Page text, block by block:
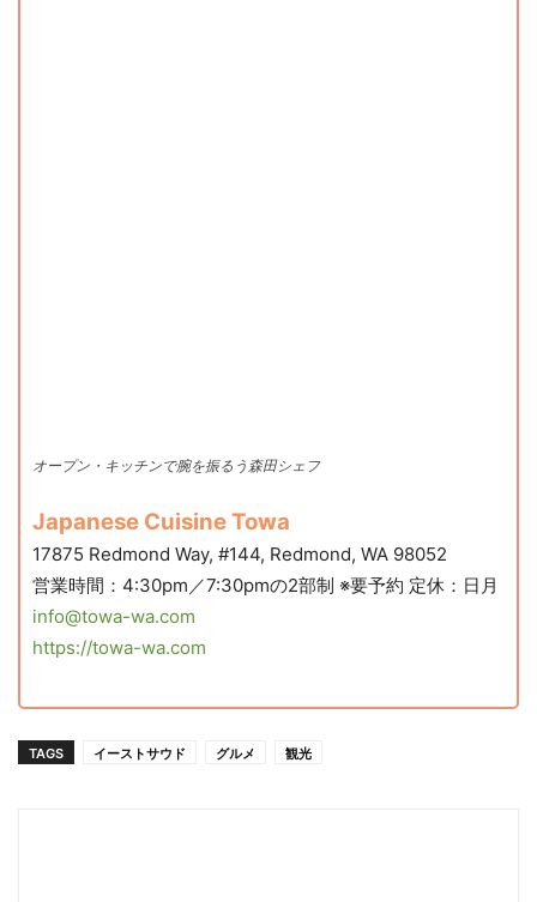
オープン・キッチンで腕を振るう森田シェフ
Japanese Cuisine Towa
17875 Redmond Way, #144, Redmond, WA 98052
営業時間：4:30pm／7:30pmの2部制 ※要予約 定休：日月
info@towa-wa.com
https://towa-wa.com
TAGS イーストサウド グルメ 観光